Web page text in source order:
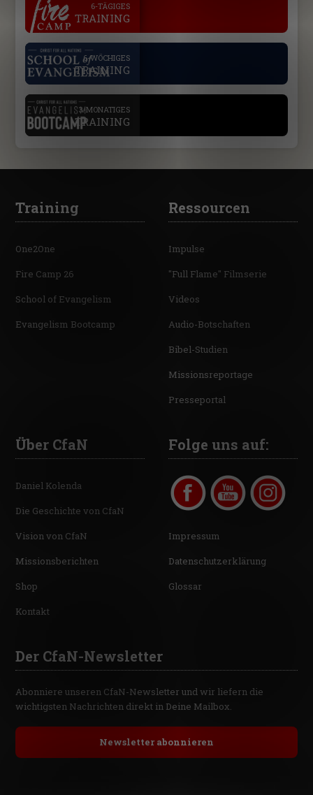
6-TÄGIGES
TRAINING
6-WÖCHIGES
TRAINING
3-MONATIGES
TRAINING
Training
One2One
Fire Camp 26
School of Evangelism
Evangelism Bootcamp
Ressourcen
Impulse
"Full Flame" Filmserie
Videos
Audio-Botschaften
Bibel-Studien
Missionsreportage
Presseportal
Über CfaN
Daniel Kolenda
Die Geschichte von CfaN
Vision von CfaN
Missionsberichten
Shop
Kontakt
Folge uns auf:
Impressum
Datenschutzerklärung
Glossar
Der CfaN-Newsletter
Abonniere unseren CfaN-Newsletter und wir liefern die
wichtigsten Nachrichten direkt in Deine Mailbox.
Newsletter abonnieren